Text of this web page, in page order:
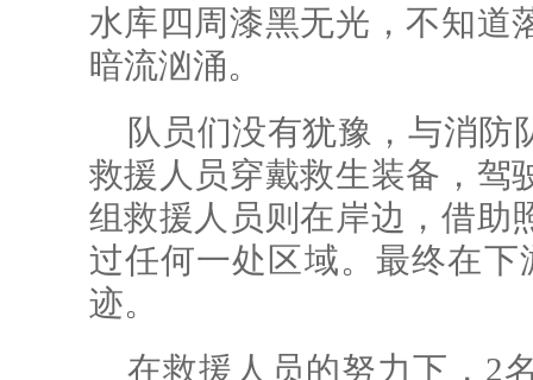
水库四周漆黑无光，不知道
暗流汹涌。
队员们没有犹豫，与消防
救援人员穿戴救生装备，驾
组救援人员则在岸边，借助
过任何一处区域。最终在
迹。
在救援人员的努力下，2